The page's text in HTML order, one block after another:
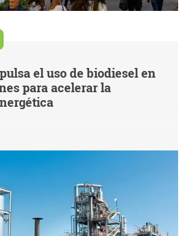
el uso de biodiesel en
para acelerar la